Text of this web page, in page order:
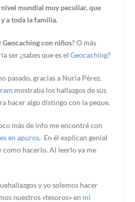
mundial muy peculiar, que
a toda la familia.
Geocaching con niños? O más
ser ¿sabes que es elGeocaching?
pasado, gracias a Nuria Pérez.
mostraba los hallazgos de sus
hacer algo distingo con la peque.
más de info me encontré con
en apuros. En él explican genial
como hacerlo. Al leerlo ya me
y yo solemos hacer
nuestros «tesoros» en mi